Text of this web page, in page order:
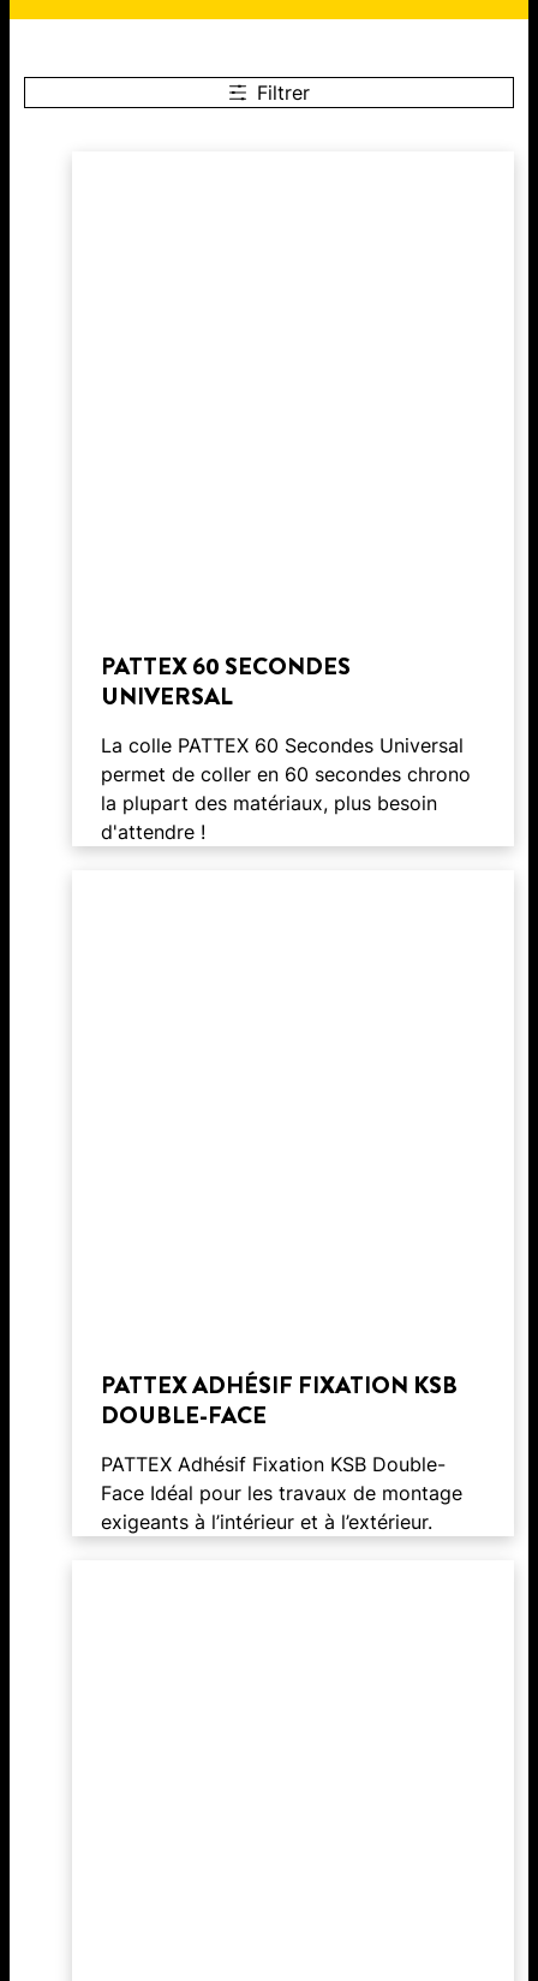
Filtrer
PATTEX 60 SECONDES
UNIVERSAL
La colle PATTEX 60 Secondes Universal
permet de coller en 60 secondes chrono
la plupart des matériaux, plus besoin
d'attendre !
PATTEX ADHÉSIF FIXATION KSB
DOUBLE-FACE
PATTEX Adhésif Fixation KSB Double-
Face Idéal pour les travaux de montage
exigeants à l’intérieur et à l’extérieur.